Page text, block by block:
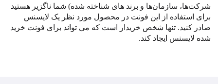
شرکتها، سازمانها و برند های شناخته شده) شما ناگزیر هستید
برای استفاده از این فونت در محصول مورد نظر یک لایسنس
صادر کنید. تنها شخص خریدار است که می تواند برای فونت خرید
شده لایسنس ایجاد کند.